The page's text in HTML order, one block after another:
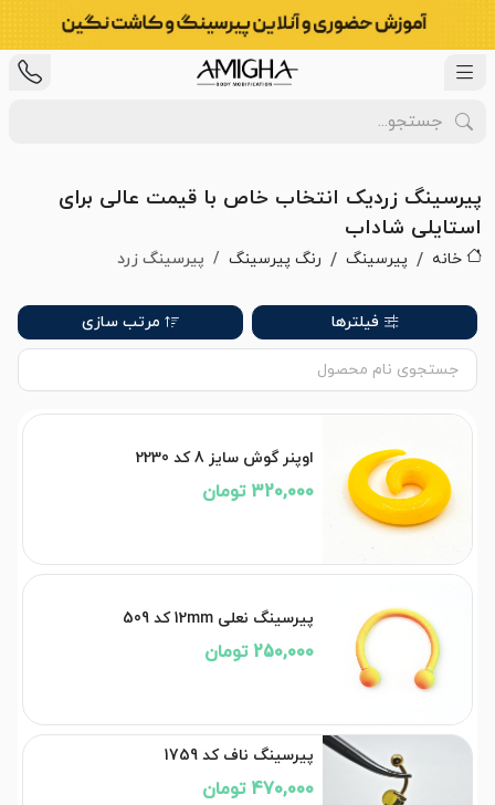
پیرسینگ زردیک انتخاب خاص با قیمت عالی برای
استایلی شاداب
خانه پیرسینگ رنگ پیرسینگ پیرسینگ زرد
فیلترها مرتب سازی
اوپنر گوش سایز 8 کد 2230
320,000 تومان
پیرسینگ نعلی 12mm کد 509
250,000 تومان
پیرسینگ ناف کد 1759
470,000 تومان